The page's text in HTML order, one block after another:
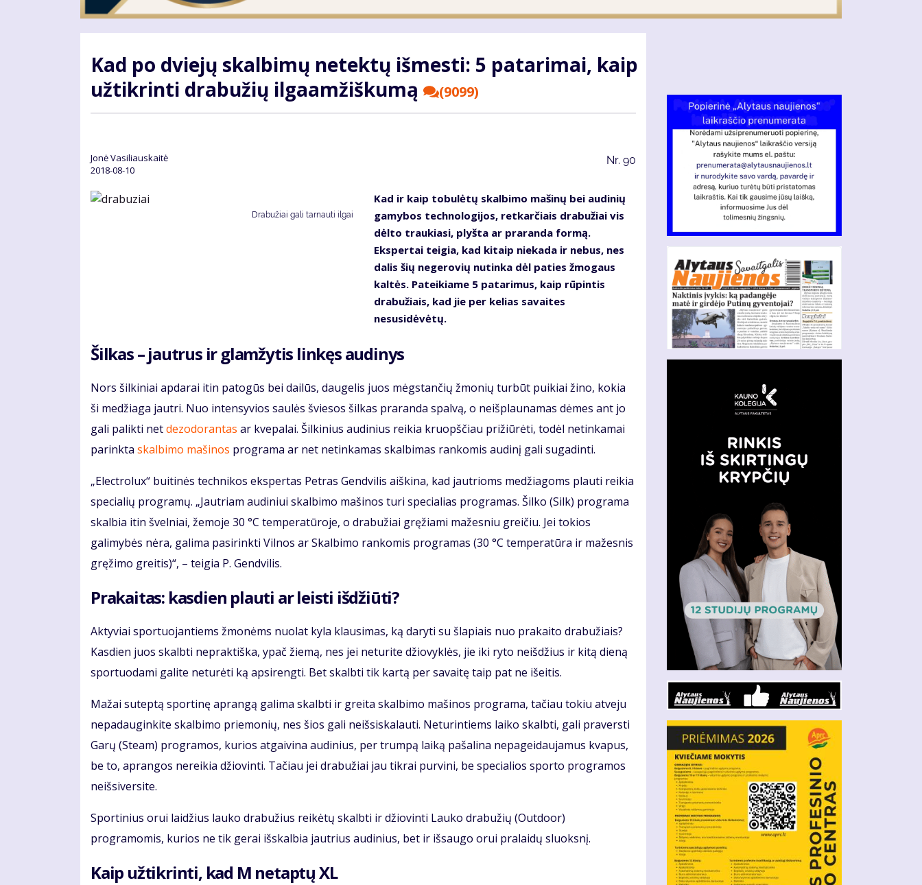
Kad po dviejų skalbimų netektų išmesti: 5 patarimai, kaip
užtikrinti drabužių ilgaamžiškumą
(9099)
Jonė Vasiliauskaitė
2018-08-10
Nr. 90
Drabužiai gali tarnauti ilgai
Kad ir kaip tobulėtų skalbimo mašinų bei audinių
gamybos technologijos, retkarčiais drabužiai vis
dėlto traukiasi, plyšta ar praranda formą.
Ekspertai teigia, kad kitaip niekada ir nebus, nes
dalis šių negerovių nutinka dėl paties žmogaus
kaltės. Pateikiame 5 patarimus, kaip rūpintis
drabužiais, kad jie per kelias savaites
nesusidėvėtų.
Šilkas – jautrus ir glamžytis linkęs audinys
Nors šilkiniai apdarai itin patogūs bei dailūs, daugelis juos mėgstančių žmonių turbūt puikiai žino, kokia
ši medžiaga jautri. Nuo intensyvios saulės šviesos šilkas praranda spalvą, o neišplaunamas dėmes ant jo
gali palikti netdezodorantas ar kvepalai. Šilkinius audinius reikia kruopščiau prižiūrėti, todėl netinkamai
parinkta skalbimo mašinos programa ar net netinkamas skalbimas rankomis audinį gali sugadinti.
„Electrolux“ buitinės technikos ekspertas Petras Gendvilis aiškina, kad jautrioms medžiagoms plauti reikia
specialių programų. „Jautriam audiniui skalbimo mašinos turi specialias programas. Šilko (Silk) programa
skalbia itin švelniai, žemoje 30 °C temperatūroje, o drabužiai gręžiami mažesniu greičiu. Jei tokios
galimybės nėra, galima pasirinkti Vilnos ar Skalbimo rankomis programas (30 °C temperatūra ir mažesnis
gręžimo greitis)“, – teigia P. Gendvilis.
Prakaitas: kasdien plauti ar leisti išdžiūti?
Aktyviai sportuojantiems žmonėms nuolat kyla klausimas, ką daryti su šlapiais nuo prakaito drabužiais?
Kasdien juos skalbti nepraktiška, ypač žiemą, nes jei neturite džiovyklės, jie iki ryto neišdžius ir kitą dieną
sportuodami galite neturėti ką apsirengti. Bet skalbti tik kartą per savaitę taip pat ne išeitis.
Mažai suteptą sportinę aprangą galima skalbti ir greita skalbimo mašinos programa, tačiau tokiu atveju
nepadauginkite skalbimo priemonių, nes šios gali neišsiskalauti. Neturintiems laiko skalbti, gali praversti
Garų (Steam) programos, kurios atgaivina audinius, per trumpą laiką pašalina nepageidaujamus kvapus,
be to, aprangos nereikia džiovinti. Tačiau jei drabužiai jau tikrai purvini, be specialios sporto programos
neišsiversite.
Sportinius orui laidžius lauko drabužius reikėtų skalbti ir džiovinti Lauko drabužių (Outdoor)
programomis, kurios ne tik gerai išskalbia jautrius audinius, bet ir išsaugo orui pralaidų sluoksnį.
Kaip užtikrinti, kad M netaptų XL